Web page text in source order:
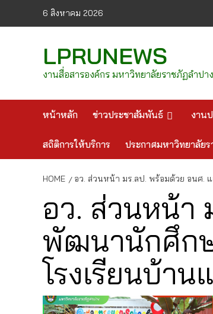
6 สิงหาคม 2026
LPRUNEWS
งานสื่อสารองค์กร มหาวิทยาลัยราชภัฏลำปาง
หน้าหลัก ข่าวประชาสัมพันธ์ งาน
สถิติการให้บริการ ประกาศมหาวิทยาลัย
HOME อว. ส่วนหน้า มร.ลป. พร้อมด้วย อนศ.
อว. ส่วนหน้า
พัฒนานักศึก
โรงเรียนบ้าน